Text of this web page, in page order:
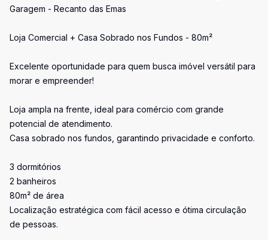
Garagem - Recanto das Emas
Loja Comercial + Casa Sobrado nos Fundos - 80m²
Excelente oportunidade para quem busca imóvel versátil para
morar e empreender!
Loja ampla na frente, ideal para comércio com grande
potencial de atendimento.
Casa sobrado nos fundos, garantindo privacidade e conforto.
3 dormitórios
2 banheiros
80m² de área
Localização estratégica com fácil acesso e ótima circulação
de pessoas.